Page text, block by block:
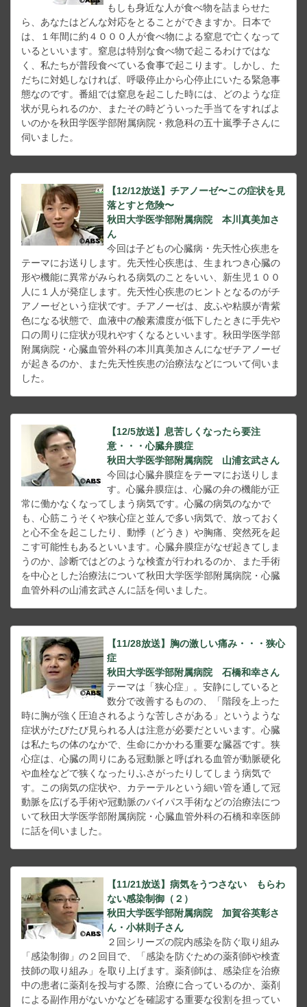
もしも身近な人が食べ物を詰まらせた
ら、あなたはどんな対応をとることができますか。日本で
は、１年間に約４０００人が食べ物による窒息で亡くなって
いるといいます。窒息は特別な食べ物で起こるわけではな
く、私たちが普段食べている食事で起こります。しかし、た
だちに対処しなければ、呼吸停止から心停止にいたる緊急事
態なのです。番組では窒息を起こした時には、どのような症
状が見られるのか、またその時どういった手当てをすればよ
いのかを秋田学医学部附属病院・救急科の五十嵐季子さんに
伺いました。
【12/12放送】チアノーゼ〜この症状を見
落とすと危険〜
秋田大学医学部附属病院 本川真美加さ
ん
今回は子どもの心臓病・先天性心疾患を
テーマにお送りします。先天性心疾患は、生まれつき心臓の
形や機能に異常がみられる病気のことをいい、新生児１００
人に１人が発症します。先天性心疾患のヒントとなるのがチ
アノーゼという症状です。チアノーゼは、皮ふや粘膜が青紫
色になる状態で、血液中の酸素濃度が低下したときに手先や
口の周りに症状が現れやすくなるといいます。秋田学医学部
附属病院・心臓血管外科の本川真美加さんになぜチアノーゼ
が起きるのか、また先天性疾患の治療法などについて伺いま
した。
【12/5放送】息苦しくなったら要注
意・・・心臓弁膜症
秋田大学医学部附属病院 山浦玄武さん
今回は心臓弁膜症をテーマにお送りしま
す。心臓弁膜症は、心臓の弁の機能が正
常に働かなくなってしまう病気です。心臓の病気のなかで
も、心筋こうそくや狭心症と並んで多い病気で、放っておく
と心不全を起こしたり、動悸（どうき）や胸痛、突然死を起
こす可能性もあるといいます。心臓弁膜症がなぜ起きてしま
うのか、診断ではどのような検査が行われるのか、また手術
を中心とした治療法について秋田大学医学部附属病院・心臓
血管外科の山浦玄武さんに話を伺いました。
【11/28放送】胸の激しい痛み・・・狭心
症
秋田大学医学部附属病院 石橋和幸さん
テーマは「狭心症」。安静にしていると
数分で改善するものの、「階段を上った
時に胸が強く圧迫されるような苦しさがある」というような
症状がたびたび見られる人は注意が必要だといいます。心臓
は私たちの体のなかで、生命にかかわる重要な臓器です。狭
心症は、心臓の周りにある冠動脈と呼ばれる血管が動脈硬化
や血栓などで狭くなったりふさがったりしてしまう病気で
す。この病気の症状や、カテーテルという細い管を通して冠
動脈を広げる手術や冠動脈のバイパス手術などの治療法につ
いて秋田大学医学部附属病院・心臓血管外科の石橋和幸医師
に話を伺いました。
【11/21放送】病気をうつさない もらわ
ない感染制御（２）
秋田大学医学部附属病院 加賀谷英彰さ
ん・小林則子さん
２回シリーズの院内感染を防ぐ取り組み
「感染制御」の２回目で、「感染を防ぐための薬剤師や検査
技師の取り組み」を取り上げます。薬剤師は、感染症を治療
中の患者に薬剤を投与する際、治療に合っているのか、薬剤
による副作用がないかなどを確認する重要な役割を担ってい